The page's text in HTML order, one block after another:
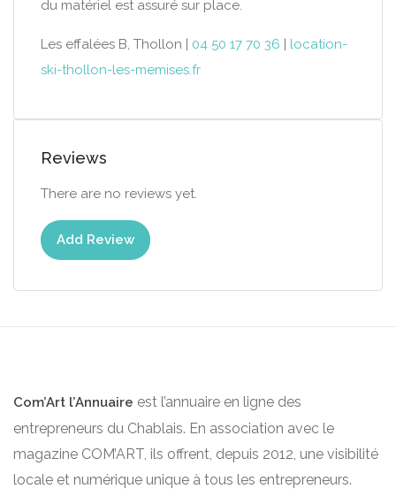
du matériel est assuré sur place.
Les effalées B, Thollon | 04 50 17 70 36 | location-
ski-thollon-les-memises.fr
Reviews
There are no reviews yet.
Add Review
Com’Art l’Annuaire est l’annuaire en ligne des
entrepreneurs du Chablais. En association avec le
magazine COM’ART, ils offrent, depuis 2012, une visibilité
locale et numérique unique à tous les entrepreneurs.